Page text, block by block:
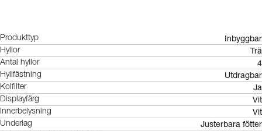
Produkttyp Inbyggbar
Hyllor Trä
Antal hyllor 4
Hyllfästning Utdragbar
Kolfilter Ja
Displayfärg Vit
Innerbelysning Vit
Underlag Justerbara fötter